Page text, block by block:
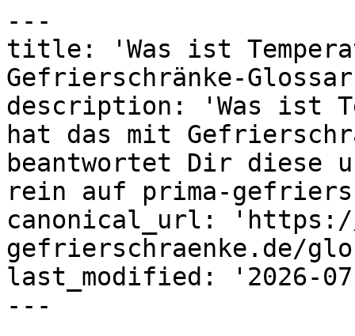
---
title: 'Was ist
Gefrierschränke-
description: 'Was ist
hat das mit
beantwortet Dir diese
rein auf prima-
canonical_url: 'https://
gefrierschraenke.de/
last_modified: '2026-
---